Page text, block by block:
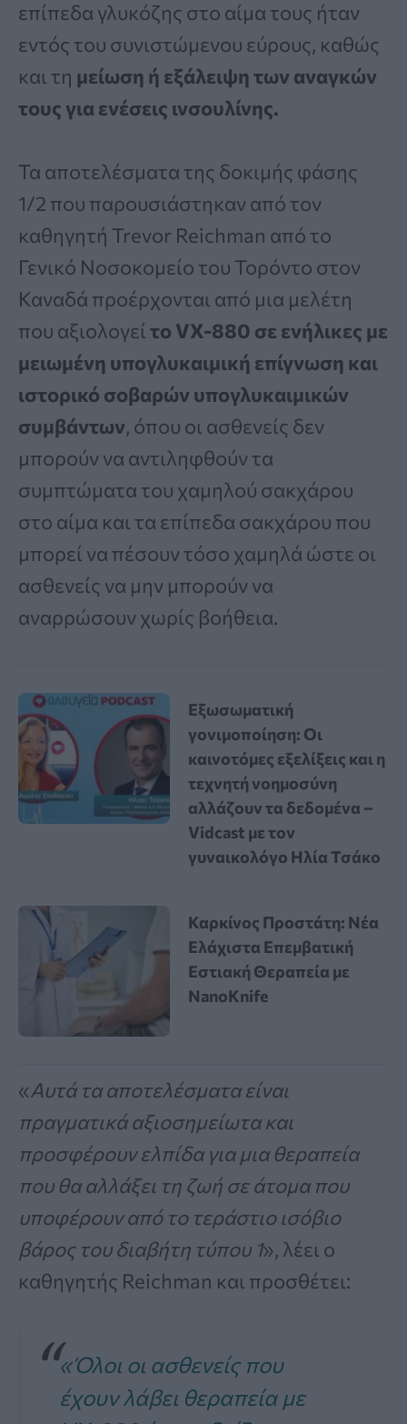
επίπεδα γλυκόζης στο αίμα τους ήταν
εντός του συνιστώμενου εύρους, καθώς
και τη μείωση ή εξάλειψη των αναγκών
τους για ενέσεις ινσουλίνης.
Τα αποτελέσματα της δοκιμής φάσης
1/2 που παρουσιάστηκαν από τον
καθηγητή Trevor Reichman από το
Γενικό Νοσοκομείο του Τορόντο στον
Καναδά προέρχονται από μια μελέτη
που αξιολογεί το VX-880 σε ενήλικες με
μειωμένη υπογλυκαιμική επίγνωση και
ιστορικό σοβαρών υπογλυκαιμικών
συμβάντων, όπου οι ασθενείς δεν
μπορούν να αντιληφθούν τα
συμπτώματα του χαμηλού σακχάρου
στο αίμα και τα επίπεδα σακχάρου που
μπορεί να πέσουν τόσο χαμηλά ώστε οι
ασθενείς να μην μπορούν να
αναρρώσουν χωρίς βοήθεια.
Εξωσωματική
γονιμοποίηση: Οι
καινοτόμες εξελίξεις και η
τεχνητή νοημοσύνη
αλλάζουν τα δεδομένα –
Vidcast με τον
γυναικολόγο Ηλία Τσάκο
Καρκίνος Προστάτη: Νέα
Ελάχιστα Επεμβατική
Εστιακή Θεραπεία με
NanoKnife
«Αυτά τα αποτελέσματα είναι
πραγματικά αξιοσημείωτα και
προσφέρουν ελπίδα για μια θεραπεία
που θα αλλάξει τη ζωή σε άτομα που
υποφέρουν από το τεράστιο ισόβιο
βάρος του διαβήτη τύπου 1», λέει ο
καθηγητής Reichman και προσθέτει:
«Όλοι οι ασθενείς που
έχουν λάβει θεραπεία με